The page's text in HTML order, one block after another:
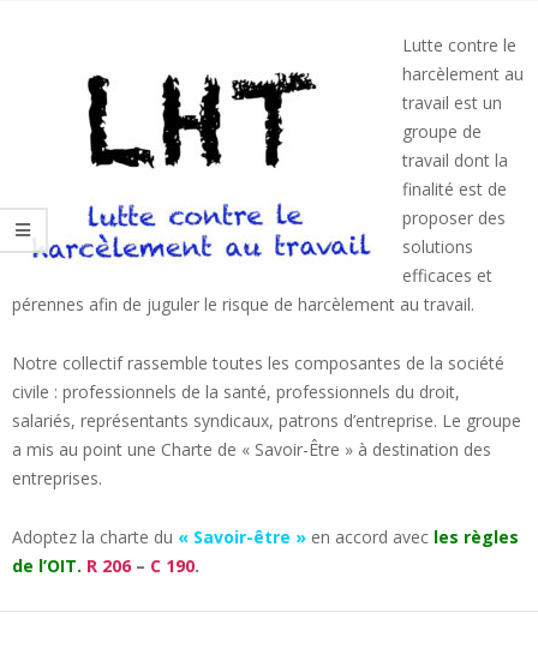
Lutte contre le
harcèlement au
travail est un
groupe de
travail dont la
finalité est de
proposer des
solutions
efficaces et
pérennes afin de juguler le risque de harcèlement au travail.
Notre collectif rassemble toutes les composantes de la société
civile : professionnels de la santé, professionnels du droit,
salariés, représentants syndicaux, patrons d’entreprise. Le groupe
a mis au point une Charte de « Savoir-Être » à destination des
entreprises.
Adoptez la charte du « Savoir-être » en accord avec les règles
de l’OIT. R 206 – C 190.